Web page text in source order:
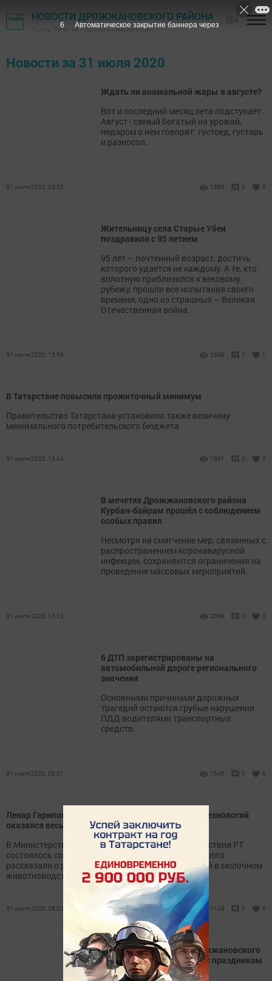
НОВОСТИ ДРОЖЖАНОВСКОГО РАЙОНА
Газета "Туган як" - Дрожжановский район
Новости за 31 июля 2020
Ждать ли аномальной жары в августе?
Вот и последний месяц лета подступает.
Август - самый богатый на урожай,
недаром о нем говорят: густоед, густарь
и разносол.
31 июля 2020, 20:53 1896 0 0
Жительницу села Старые Убеи
поздравили с 95 летием
95 лет – почтенный возраст, достичь
которого удается не каждому. А те, кто
вплотную приблизился к вековому
рубежу, прошли все испытания своего
времени, одно из страшных – Великая
Отечественная война.
31 июля 2020, 15:58 2809 0 1
В Татарстане повысили прожиточный минимум
Правительство Татарстана установило также величину
минимального потребительского бюджета
31 июля 2020, 13:44 1931 0 0
В мечетях Дрожжановского района
Курбан-байрам прошёл с соблюдением
особых правил
Несмотря на смягчение мер, связанных с
распространением коронавирусной
инфекции, сохраняются ограничения на
проведение массовых мероприятий.
31 июля 2020, 13:12 2069 0 0
6 ДТП зарегистрированы на
автомобильной дороге регионального
значения
Основными причинами дорожных
трагедий остаются грубые нарушения
ПДД водителями транспортных
средств.
31 июля 2020, 08:21 1646 0 0
Ленар Гарипов: Эффект от внедрения цифровых технологий
оказался весьма существенным
В Министерстве сельского хозяйства и продовольствия РТ
состоялось совещание с районами, во время которого
рассказали о результатах электронных технологий в молочном
животноводстве.
31 июля 2020, 08:00 1148 0 0
Поздравление Главы Дрожжановского
района Марата Гафарова с праздником
Курбан-байрам
6 Автоматическое закрытие баннера через